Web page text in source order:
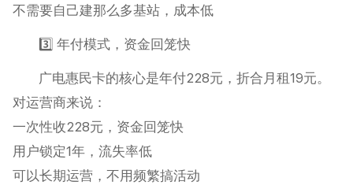
不需要自己建那么多基站，成本低
3️⃣ 年付模式，资金回笼快
广电惠民卡的核心是年付228元，折合月租19元。
对运营商来说：
一次性收228元，资金回笼快
用户锁定1年，流失率低
可以长期运营，不用频繁搞活动